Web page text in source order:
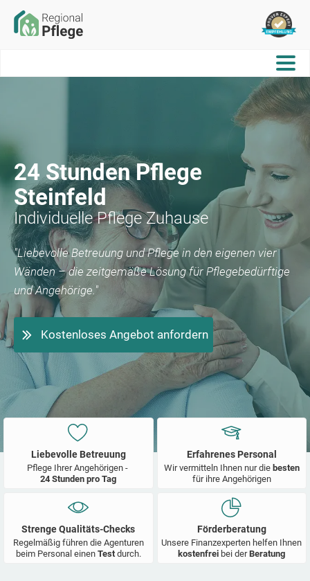
24 Stunden Pflege
Steinfeld
Individuelle Pflege Zuhause
"Liebevolle Betreuung und Pflege in den eigenen vier
Wänden – die zeitgemäße Lösung für Pflegebedürftige
und Angehörige."
Kostenloses Angebot anfordern
Liebevolle Betreuung
Pflege Ihrer Angehörigen -
24 Stunden pro Tag
Erfahrenes Personal
Wir vermitteln Ihnen nur die besten
für ihre Angehörigen
Strenge Qualitäts-Checks
Regelmäßig führen die Agenturen
beim Personal einen Test durch.
Förderberatung
Unsere Finanzexperten helfen Ihnen
kostenfrei bei derBeratung